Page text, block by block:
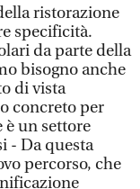
ristorazione
specificità.
da parte della
bisogno anche
di vista
concreto per
è un settore
- Da questa
percorso, che